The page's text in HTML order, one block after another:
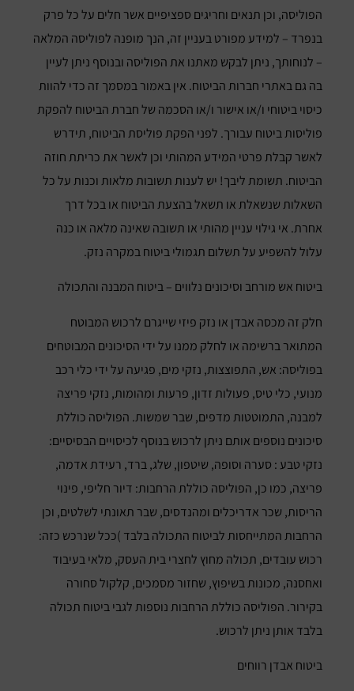
הפוליסה, וכן תנאים וחריגים ספציפיים אשר חלים על כל פרק
בנפרד – למידע מפורט בעניין זה, הנך מופנה לפוליסה המלאה
– לנוחותך, ניתן לבקש מאתנו את הפוליסה ובנוסף ניתן לעיין
בה גם באתרי חברות הביטוח. אין באמור במסמך זה כדי להוות
כיסוי ביטוחי ו/או אישור ו/או הסכמה של חברת הביטוח להפקת
פוליסות ביטוח עבורך. לפני הפקת פוליסת הביטוח, תידרש
לאשר קבלת פרטי המידע המהותי וכן לאשר את כריתת חוזה
הביטוח. תשומת ליבך! יש לענות תשובות מלאות וכנות על כל
השאלות שנשאלת או תשאל בהצעת הביטוח או בכל דרך
אחרת. אי גילוי עניין מהותי או תשובה שאינה מלאה או כנה
עלול להשפיע על תשלום תגמולי ביטוח במקרה נזק.
ביטוח אש מורחב וסיכונים נלווים – ביטוח המבנה והתכולה
חלק זה מכסה אבדן או נזק פיזי שייגרם לרכוש המבוטח
המתואר ברשימה או לחלק ממנו על ידי הסיכונים המבוטחים
בפוליסה: אש, התפוצצות, נזקי מים, פגיעה על ידי כלי רכב
מנועי, כלי טיס, פעולות זדון, פרעות ומהומות, נזקי פריצה
למבנה, התמוטטות מדפים, שבר שמשות. הפוליסה כוללת
סיכונים נוספים אותם ניתן לרכוש בנוסף לכיסויים הבסיסיים:
נזקי טבע : סערה וסופה, שיטפון, שלג, ברד, רעידת אדמה,
פריצה, כמו כן, הפוליסה כוללת הרחבות: דיור חליפי, פינוי
הריסות, שכר אדריכלים ומהנדסים, שבר תאונתי לשלטים, וכן
הרחבות המתייחסות לביטוח התכולה בלבד )ככל שנרכש כזה:
רכוש עובדים, תכולה מחוץ לחצרי בית העסק, מלאי בעיבוד
ואחסנה, מכונות בשיפוץ, שחזור מסמכים, קלקול סחורה
בקירור. הפוליסה כוללת הרחבות נוספות לגבי ביטוח תכולה
בלבד אותן ניתן לרכוש.
ביטוח אבדן רווחים